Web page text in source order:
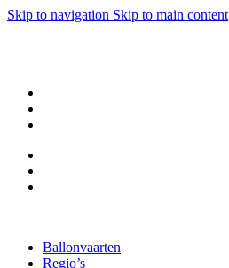
Skip to navigation Skip to main content
Ballonvaarten
Regio’s